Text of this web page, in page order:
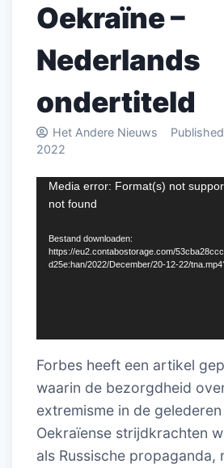
Oekraïne –
Nederlands
ondertiteld
Het Andere Nieuws
2022
Videospeler
Media error: Format(s) not
not found
Bestand downloaden:
https://eu2.contabostorage.com/
d25e:han/2022/December/20-12-22/
Forbes heeft een artikel
waarin de bezorgdheid
extremisme in de
Oekraïense strijdkrachten
als Russische propaganda,